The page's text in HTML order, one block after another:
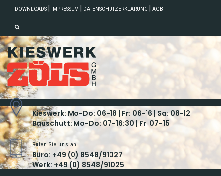
DOWNLOADS IMPRESSUM DATENSCHUTZERKLÄRUNG AGB
Kieswerk: Mo-Do: 06-18 | Fr: 06-16 | Sa: 08-12
Bauschutt: Mo-Do: 07-16:30 | Fr: 07-15
Rufen Sie uns an
Büro: +49 (0) 8548/91027
Werk: +49 (0) 8548/91025